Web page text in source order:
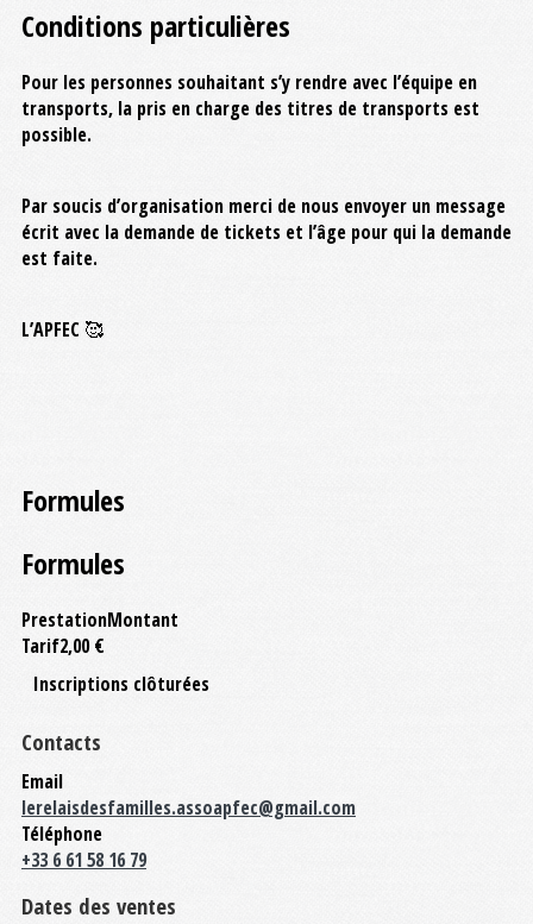
Conditions particulières
Pour les personnes souhaitant s’y rendre avec l’équipe en
transports, la pris en charge des titres de transports est
possible.
Par soucis d’organisation merci de nous envoyer un message
écrit avec la demande de tickets et l’âge pour qui la demande
est faite.
L’APFEC 🥰
Formules
Formules
PrestationMontant
Tarif2,00 €
Inscriptions clôturées
Contacts
Email
lerelaisdesfamilles.assoapfec@gmail.com
Téléphone
+33 6 61 58 16 79
Dates des ventes